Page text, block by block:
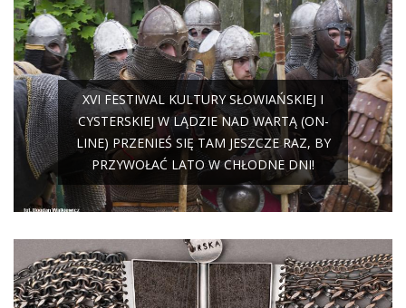
XVI FESTIWAL KULTURY SŁOWIAŃSKIEJ I
CYSTERSKIEJ W LĄDZIE NAD WARTĄ (ON-
LINE) PRZENIEŚ SIĘ TAM JESZCZE RAZ, BY
PRZYWOŁAĆ LATO W CHŁODNE DNI!